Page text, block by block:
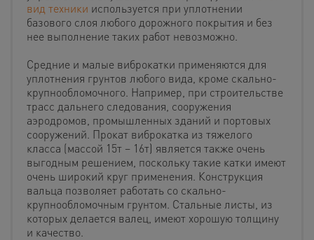
вид техники используется при уплотнении
базового слоя любого дорожного покрытия и без
нее выполнение таких работ невозможно.
Средние и малые виброкатки применяются для
уплотнения грунтов любого вида, кроме скально-
крупнообломочного. Например, при строительстве
трасс дальнего следования, сооружения
аэродромов, промышленных зданий и портовых
сооружений. Прокат виброкатка из тяжелого
класса (массой 15т – 16т) является также очень
выгодным решением, поскольку такие катки имеют
очень широкий круг применения. Конструкция
вальца позволяет работать со скально-
крупнообломочным грунтом. Стальные листы, из
которых делается валец, имеют хорошую толщину
и качество.